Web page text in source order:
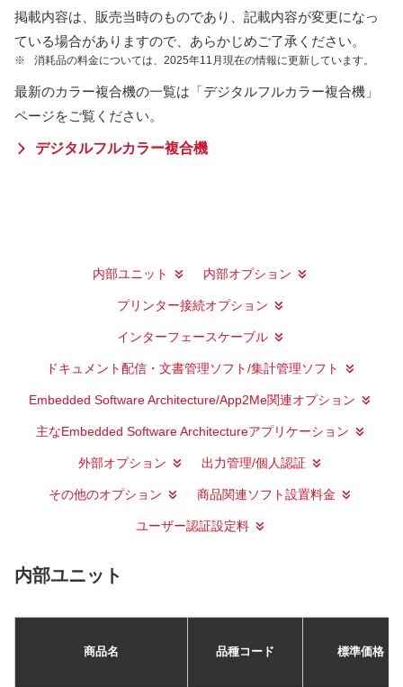
掲載内容は、販売当時のものであり、記載内容が変更になっ
ている場合がありますので、あらかじめご了承ください。
※ 消耗品の料金については、2025年11月現在の情報に更新しています。
最新のカラー複合機の一覧は「デジタルフルカラー複合機」
ページをご覧ください。
デジタルフルカラー複合機
内部ユニット 内部オプション
プリンター接続オプション
インターフェースケーブル
ドキュメント配信・文書管理ソフト/集計管理ソフト
Embedded Software Architecture/App2Me関連オプション
主なEmbedded Software Architectureアプリケーション
外部オプション 出力管理/個人認証
その他のオプション 商品関連ソフト設置料金
ユーザー認証設定料
内部ユニット
商品名 品種コード 標準価格